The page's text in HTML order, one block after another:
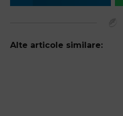
Alte articole similare: